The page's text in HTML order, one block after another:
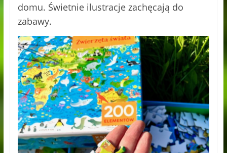
domu. Świetnie ilustracje zachęcają do
zabawy.